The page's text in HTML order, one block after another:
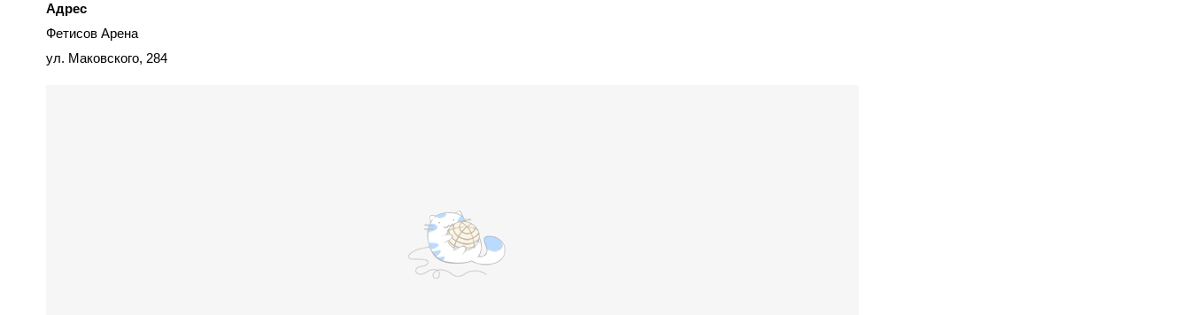
Адрес
Фетисов Арена
ул. Маковского, 284